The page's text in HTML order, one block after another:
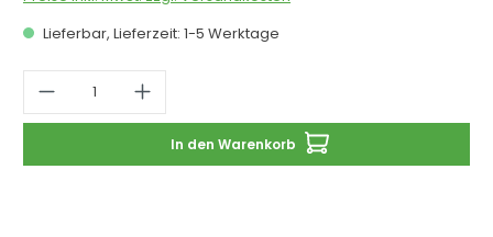
Lieferbar, Lieferzeit: 1-5 Werktage
Produkt Anzahl: Gib den
In den Warenkorb